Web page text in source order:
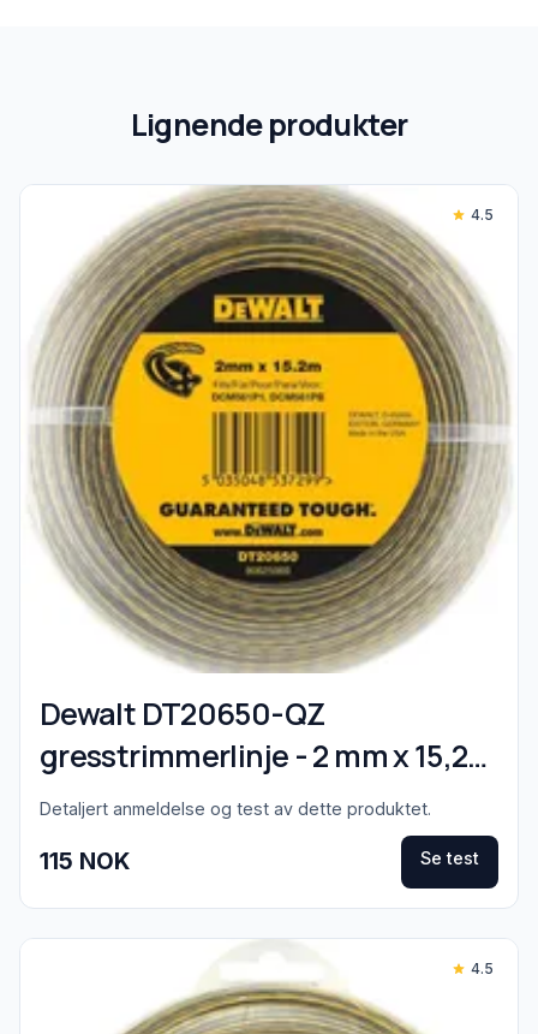
Lignende produkter
4.5
Dewalt DT20650-QZ
gresstrimmerlinje - 2 mm x 15,2
m
Detaljert anmeldelse og test av dette produktet.
115 NOK Se test
4.5